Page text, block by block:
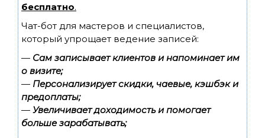
бесплатно.
Чат-бот для мастеров и специалистов,
который упрощает ведение записей:
— Сам записывает клиентов и напоминает им
о визите;
— Персонализирует скидки, чаевые, кэшбэк и
предоплаты;
— Увеличивает доходимость и помогает
больше зарабатывать;